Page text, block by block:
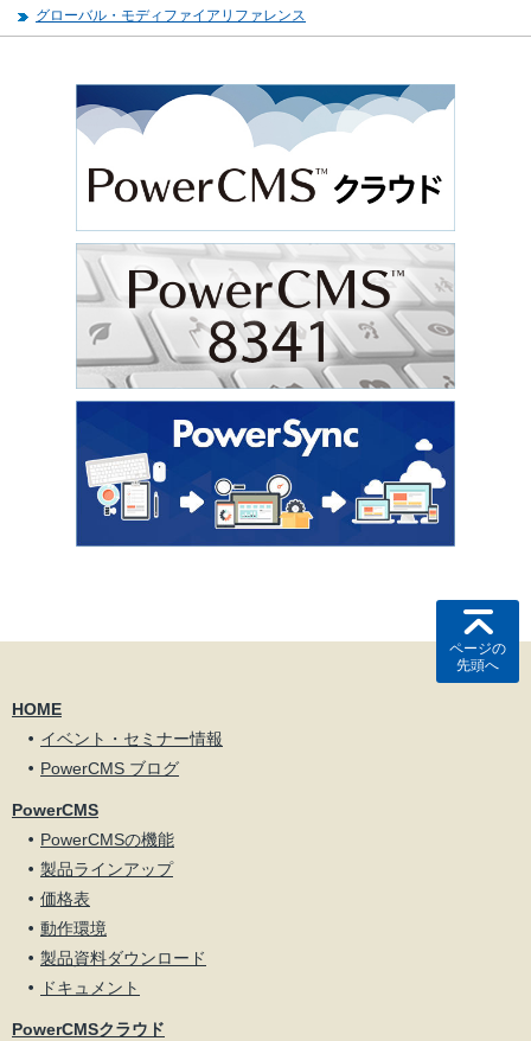
グローバル・モディファイアリファレンス
ページの
先頭へ
HOME
イベント・セミナー情報
PowerCMS ブログ
PowerCMS
PowerCMSの機能
製品ラインアップ
価格表
動作環境
製品資料ダウンロード
ドキュメント
PowerCMSクラウド